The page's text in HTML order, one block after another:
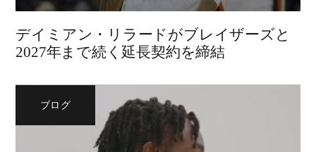
デイミアン・リラードがブレイザーズと
2027年まで続く延長契約を締結
ブログ